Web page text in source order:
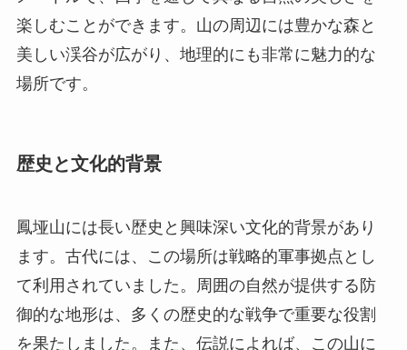
歴史と文化的背景
鳳垭山には長い歴史と興味深い文化的背景があり
御的な地形は、多くの歴史的な戦争で重要な役割
は鳳凰の夫婦が住んでいたとされ、それが名前の
由来ともなっています。
更に、鳳垭山は中国文化において非常に重要な場
所でもあります。地元の人々はこの山を精神的な